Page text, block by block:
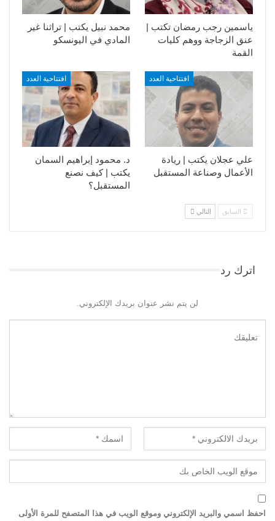
محمد نبيل يكتب | تراثنا غير
المادي في اليونسكو
ياسمين رجب رمضان تكتب |
عنق الزجاجة ووهم كليات
القمة
افتتاحية العدد
د. محمود إبراهيم السمان
يكتب | كيف نصنع
المستقبل؟
افتتاحية العدد
علي عجلان يكتب | ريادة
الأعمال وصناعة المستقبل
السابق التالي
اترك رد
لن يتم نشر عنوان بريدك الإلكتروني.
احفظ اسمي والبريد الإلكتروني وموقع الويب في هذا المتصفح للمرة الأولى